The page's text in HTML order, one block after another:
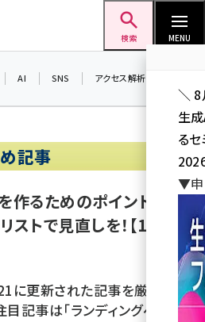
検索 MENU
AI SNS アクセス解析／データ分析
記事
るためのポイント
トで見直しを！【1週間
更新された記事を厳選して
記事は「ランディングペー
＼ 8
生
る
▼申